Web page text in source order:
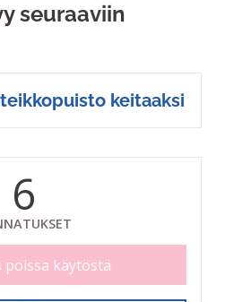
seuraaviin
keitaaksi
6
poissa käytöstä